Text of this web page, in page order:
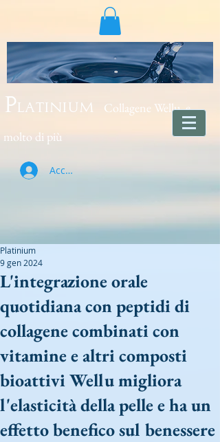
Platinium
Collagene Wellu e
molto di più
Accedi
L'integrazione orale
quotidiana con peptidi di
collagene combinati con
vitamine e altri composti
bioattivi Wellu migliora
l'elasticità della pelle e ha un
effetto benefico sul benessere
Platinium
9 gen 2024